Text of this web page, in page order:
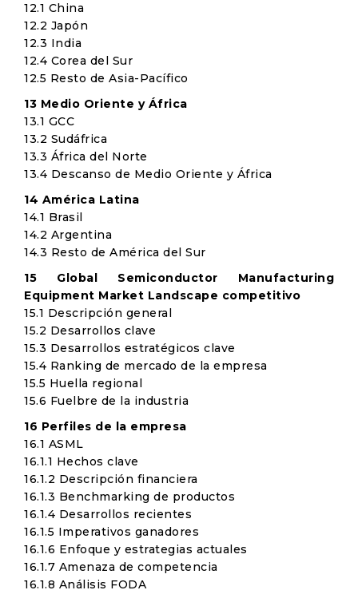
12.1 China
12.2 Japón
12.3 India
12.4 Corea del Sur
12.5 Resto de Asia-Pacífico
13 Medio Oriente y África
13.1 GCC
13.2 Sudáfrica
13.3 África del Norte
13.4 Descanso de Medio Oriente y África
14 América Latina
14.1 Brasil
14.2 Argentina
14.3 Resto de América del Sur
15 Global Semiconductor Manufacturing
Equipment Market Landscape competitivo
15.1 Descripción general
15.2 Desarrollos clave
15.3 Desarrollos estratégicos clave
15.4 Ranking de mercado de la empresa
15.5 Huella regional
15.6 Fuelbre de la industria
16 Perfiles de la empresa
16.1 ASML
16.1.1 Hechos clave
16.1.2 Descripción financiera
16.1.3 Benchmarking de productos
16.1.4 Desarrollos recientes
16.1.5 Imperativos ganadores
16.1.6 Enfoque y estrategias actuales
16.1.7 Amenaza de competencia
16.1.8 Análisis FODA